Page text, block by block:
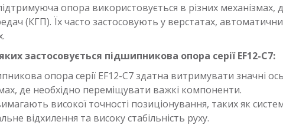
опора використовується в різних механізмах,
(КГП). Їх часто застосовують у верстатах,
застосовується підшипникова опора серії EF12-C7:
опора серії EF12-C7 здатна витримувати значні
де необхідно переміщувати важкі компоненти.
високої точності позиціонування, таких як
відхилення та високу стабільність руху.